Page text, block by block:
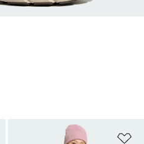
Añadir a la lista de deseos